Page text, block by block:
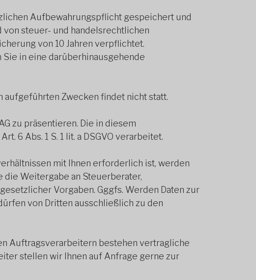
Aufbewahrungspflicht gespeichert und
von steuer- und handelsrechtlichen
von 10 Jahren verpflichtet.
in eine darüberhinausgehende
aufgeführten Zwecken findet nicht statt.
zu präsentieren. Die in diesem
6 Abs. 1 S. 1 lit. a DSGVO verarbeitet.
mit Ihnen erforderlich ist, werden
die Weitergabe an Steuerberater,
Vorgaben. Gggfs. Werden Daten zur
von Dritten ausschließlich zu den
Auftragsverarbeitern bestehen vertragliche
stellen wir Ihnen auf Anfrage gerne zur